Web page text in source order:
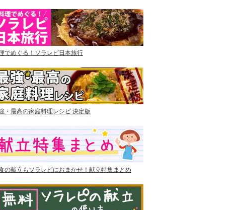
でめぐる！ソラレピ日本旅行
・最高の家庭料理レシピ 決定版
の献立もソラレピにおまかせ！献立特集まとめ